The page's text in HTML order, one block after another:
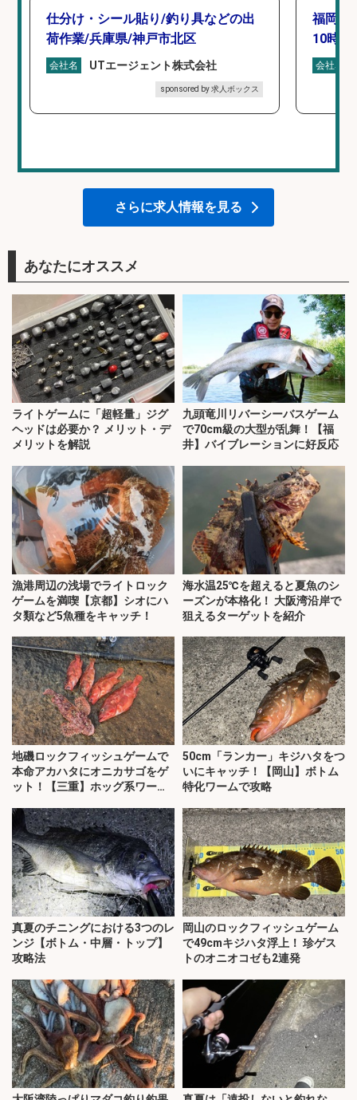
仕分け・シール貼り/釣り具などの出
荷作業/兵庫県/神戸市北区
会社名 UTエージェント株式会社
sponsored by 求人ボックス
福岡「
10時間
会社名
さらに求人情報を見る
あなたにオススメ
ライトゲームに「超軽量」ジグ
ヘッドは必要か？ メリット・デ
メリットを解説
九頭竜川リバーシーバスゲーム
で70cm級の大型が乱舞！【福
井】バイブレーションに好反応
漁港周辺の浅場でライトロック
ゲームを満喫【京都】シオにハ
タ類など5魚種をキャッチ！
海水温25℃を超えると夏魚のシ
ーズンが本格化！ 大阪湾沿岸で
狙えるターゲットを紹介
地磯ロックフィッシュゲームで
本命アカハタにオニカサゴをゲ
ット！【三重】ホッグ系ワーム
50cm「ランカー」キジハタをつ
いにキャッチ！【岡山】ボトム
特化ワームで攻略
真夏のチニングにおける3つのレ
ンジ【ボトム・中層・トップ】
攻略法
岡山のロックフィッシュゲーム
で49cmキジハタ浮上！ 珍ゲス
トのオニオコゼも2連発